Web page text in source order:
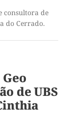
consultora de
do Cerrado.
de UBS